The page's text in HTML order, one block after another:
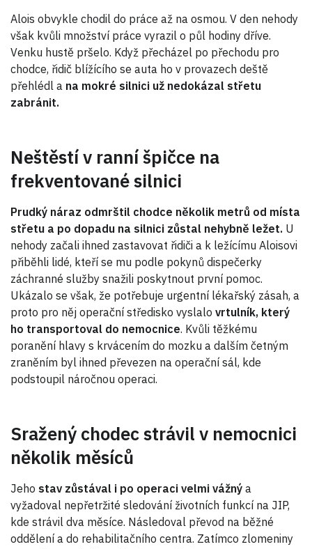
Alois obvykle chodil do práce až na osmou. V den nehody
však kvůli množství práce vyrazil o půl hodiny dříve.
Venku hustě pršelo. Když přecházel po přechodu pro
chodce, řidič blížícího se auta ho v provazech deště
přehlédl a na mokré silnici už nedokázal střetu
zabránit.
Neštěstí v ranní špičce na
frekventované silnici
Prudký náraz odmrštil chodce několik metrů od místa
střetu a po dopadu na silnici zůstal nehybně ležet. U
nehody začali ihned zastavovat řidiči a k ležícímu Aloisovi
přiběhli lidé, kteří se mu podle pokynů dispečerky
záchranné služby snažili poskytnout první pomoc.
Ukázalo se však, že potřebuje urgentní lékařský zásah, a
proto pro něj operační středisko vyslalo vrtulník, který
ho transportoval do nemocnice. Kvůli těžkému
poranění hlavy s krvácením do mozku a dalším četným
zraněním byl ihned převezen na operační sál, kde
podstoupil náročnou operaci.
Sražený chodec strávil v nemocnici
několik měsíců
Jeho stav zůstával i po operaci velmi vážný a
vyžadoval nepřetržité sledování životních funkcí na JIP,
kde strávil dva měsíce. Následoval převod na běžné
oddělení a do rehabilitačního centra. Zatímco zlomeniny